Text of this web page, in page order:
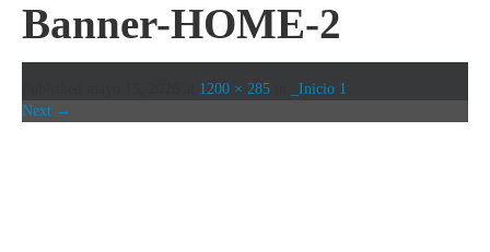
Banner-HOME-2
1200 × 285 _Inicio 1
Next →